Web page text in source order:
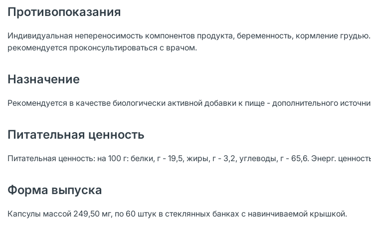
Противопоказания
Индивидуальная непереносимость компонентов продукта, беременность, кормление
рекомендуется проконсультироваться с врачом.
Назначение
Рекомендуется в качестве биологически активной добавки к пище - дополнительного
Питательная ценность
Питательная ценность: на 100 г: белки, г - 19,5, жиры, г - 3,2, углеводы, г - 65,6. Энерг.
Форма выпуска
Капсулы массой 249,50 мг, по 60 штук в стеклянных банках с навинчиваемой крышкой.